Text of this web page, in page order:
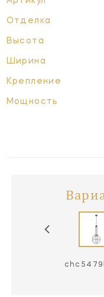
Отделка
Высота
Ширина
Крепление
Мощность